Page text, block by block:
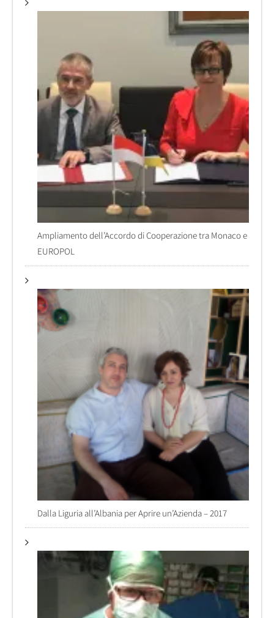
Ampliamento dell’Accordo di Cooperazione tra Monaco e
EUROPOL
Dalla Liguria all’Albania per Aprire un’Azienda – 2017